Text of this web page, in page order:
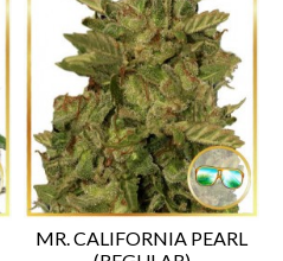
MR. CALIFORNIA PEARL